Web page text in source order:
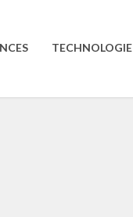
TECHNOLOGIE